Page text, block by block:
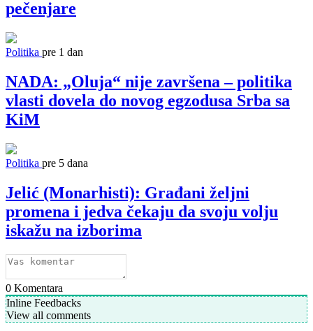
pečenjare
Politika pre 1 dan
NADA: „Oluja“ nije završena – politika
vlasti dovela do novog egzodusa Srba sa
KiM
Politika pre 5 dana
Jelić (Monarhisti): Građani željni
promena i jedva čekaju da svoju volju
iskažu na izborima
0 Komentara
Inline Feedbacks
View all comments